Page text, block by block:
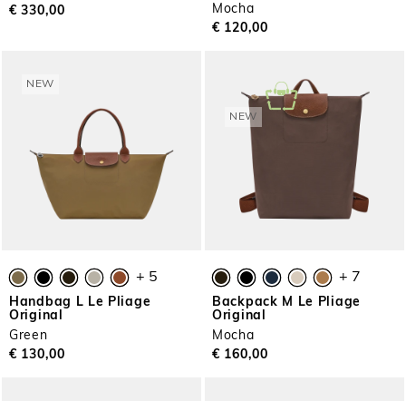
€ 330,00
Mocha
€ 120,00
NEW
+ 5
Handbag L Le Pliage
Original
Green
€ 130,00
NEW
+ 7
Backpack M Le Pliage
Original
Mocha
€ 160,00